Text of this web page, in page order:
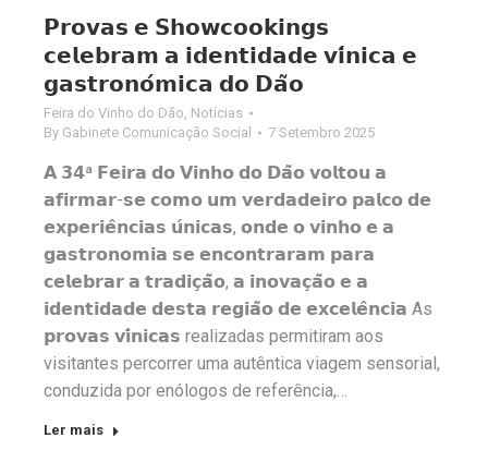
𝗣𝗿𝗼𝘃𝗮𝘀 𝗲 𝗦𝗵𝗼𝘄𝗰𝗼𝗼𝗸𝗶𝗻𝗴𝘀
𝗰𝗲𝗹𝗲𝗯𝗿𝗮𝗺 𝗮 𝗶𝗱𝗲𝗻𝘁𝗶𝗱𝗮𝗱𝗲 𝘃𝗶́𝗻𝗶𝗰𝗮 𝗲
𝗴𝗮𝘀𝘁𝗿𝗼𝗻𝗼́𝗺𝗶𝗰𝗮 𝗱𝗼 𝗗𝗮̃𝗼
Feira do Vinho do Dão, Notícias
By Gabinete Comunicação Social 7 Setembro 2025
𝗔 𝟯𝟰ª 𝗙𝗲𝗶𝗿𝗮 𝗱𝗼 𝗩𝗶𝗻𝗵𝗼 𝗱𝗼 𝗗𝗮̃𝗼 𝘃𝗼𝗹𝘁𝗼𝘂 𝗮
𝗮𝗳𝗶𝗿𝗺𝗮𝗿-𝘀𝗲 𝗰𝗼𝗺𝗼 𝘂𝗺 𝘃𝗲𝗿𝗱𝗮𝗱𝗲𝗶𝗿𝗼 𝗽𝗮𝗹𝗰𝗼 𝗱𝗲
𝗲𝘅𝗽𝗲𝗿𝗶𝗲̂𝗻𝗰𝗶𝗮𝘀 𝘂́𝗻𝗶𝗰𝗮𝘀, 𝗼𝗻𝗱𝗲 𝗼 𝘃𝗶𝗻𝗵𝗼 𝗲 𝗮
𝗴𝗮𝘀𝘁𝗿𝗼𝗻𝗼𝗺𝗶𝗮 𝘀𝗲 𝗲𝗻𝗰𝗼𝗻𝘁𝗿𝗮𝗿𝗮𝗺 𝗽𝗮𝗿𝗮
𝗰𝗲𝗹𝗲𝗯𝗿𝗮𝗿 𝗮 𝘁𝗿𝗮𝗱𝗶𝗰̧𝗮̃𝗼, 𝗮 𝗶𝗻𝗼𝘃𝗮𝗰̧𝗮̃𝗼 𝗲 𝗮
𝗶𝗱𝗲𝗻𝘁𝗶𝗱𝗮𝗱𝗲 𝗱𝗲𝘀𝘁𝗮 𝗿𝗲𝗴𝗶𝗮̃𝗼 𝗱𝗲 𝗲𝘅𝗰𝗲𝗹𝗲̂𝗻𝗰𝗶𝗮 As
𝗽𝗿𝗼𝘃𝗮𝘀 𝘃𝗶́𝗻𝗶𝗰𝗮𝘀 realizadas permitiram aos
visitantes percorrer uma autêntica viagem sensorial,
conduzida por enólogos de referência,…
Ler mais